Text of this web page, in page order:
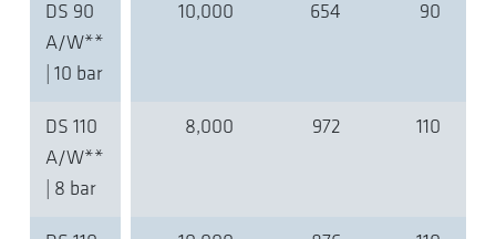
DS 90
A/W**
| 10 bar
10,000 654 90
DS 110
A/W**
| 8 bar
8,000 972 110